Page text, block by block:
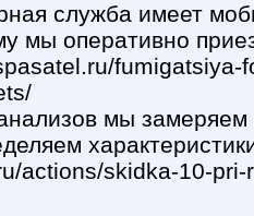
служба имеет
мы оперативно
fumigatsiya-
мы
actions/skidka-10-